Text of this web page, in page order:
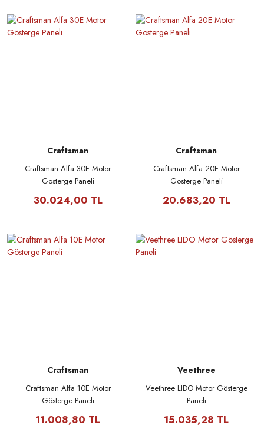
Craftsman
Craftsman Alfa 30E Motor
Gösterge Paneli
30.024,00 TL
Craftsman
Craftsman Alfa 20E Motor
Gösterge Paneli
20.683,20 TL
Craftsman
Craftsman Alfa 10E Motor
Gösterge Paneli
11.008,80 TL
Veethree
Veethree LIDO Motor Gösterge
Paneli
15.035,28 TL